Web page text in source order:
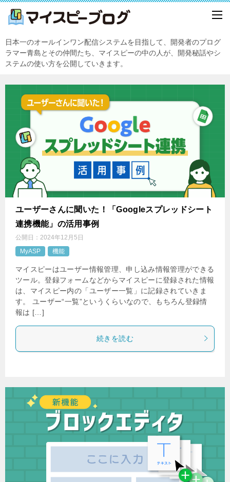
日本一のオールインワン配信システムを目指して、開発者のプログ
ラマー青島とその仲間たち、マイスピーの中の人が、開発秘話やシ
ステムの使い方を公開していきます。
ユーザーさんに聞いた！「Googleスプレッドシート
連携機能」の活用事例
公開日： 2024年12月5日
MyASP
機能
マイスピーはユーザー情報管理、申し込み情報管理ができる
ツール。登録フォームなどからマイスピーに登録された情報
は、マイスピー内の「ユーザー一覧」に記録されていきま
す。 ユーザー“一覧”というくらいなので、もちろん登録情
報は […]
続きを読む